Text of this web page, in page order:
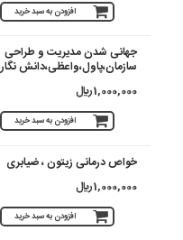
افزودن به سبد خرید
جهانی شدن مدیریت و طراحی
سازمان،پاول،واعظی،دانش نگار
1,000,000 ريال
افزودن به سبد خرید
خواص درمانی زیتون ، ضیابری
1,000,000 ريال
افزودن به سبد خرید